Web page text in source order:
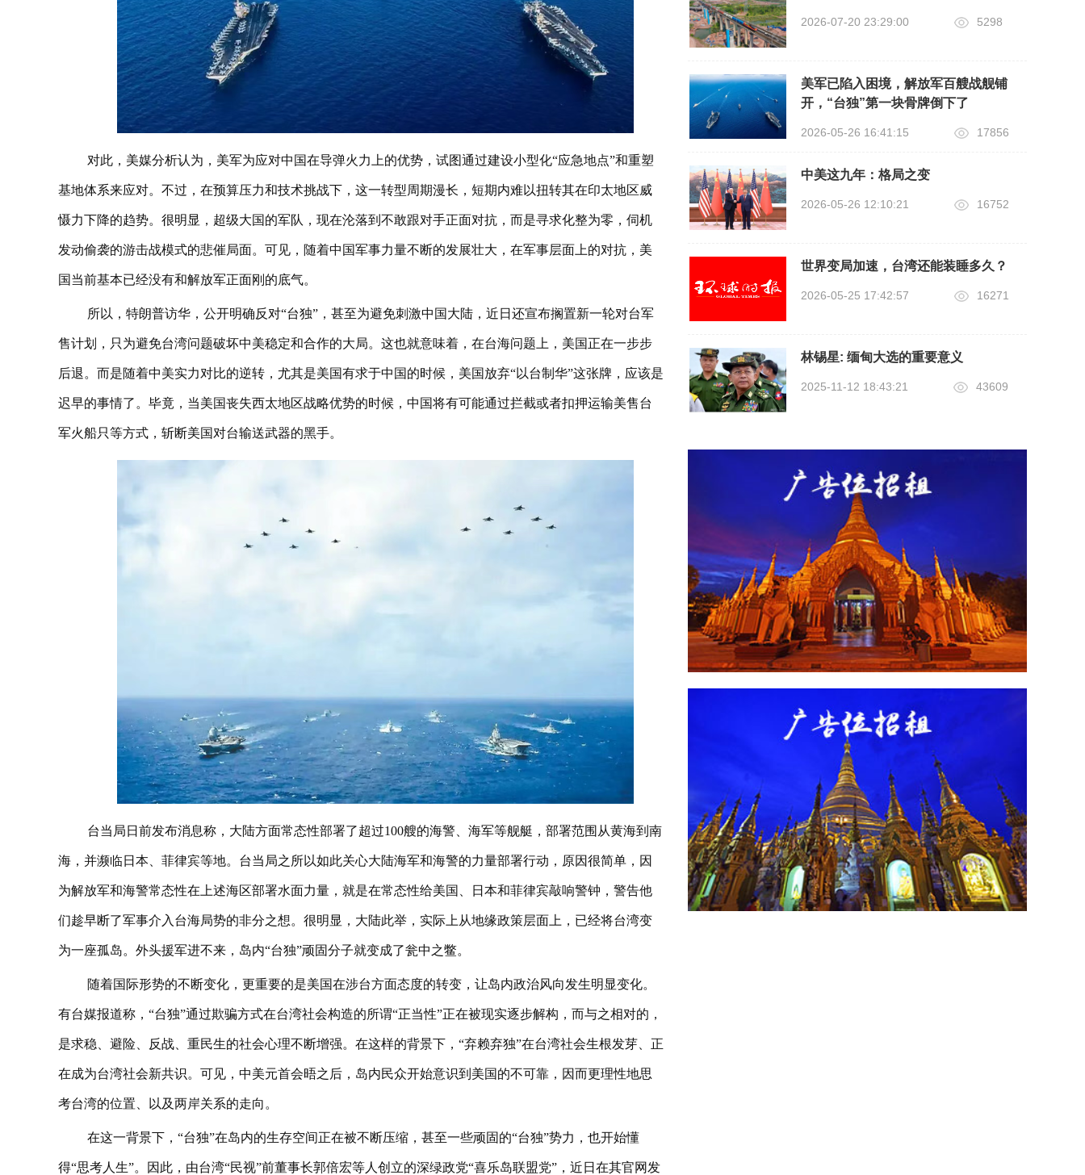
对此，美媒分析认为，美军为应对中国在导弹火力上的优势，试图通过建设小型化“应急地点”和重塑
基地体系来应对。不过，在预算压力和技术挑战下，这一转型周期漫长，短期内难以扭转其在印太地区威
慑力下降的趋势。‌‌很明显，超级大国的军队，现在沦落到不敢跟对手正面对抗，而是寻求化整为零，伺机
发动偷袭的游击战模式的悲催局面。可见，随着中国军事力量不断的发展壮大，在军事层面上的对抗，美
国当前基本已经没有和解放军正面刚的底气。
所以，特朗普访华，公开明确反对“台独”，甚至为避免刺激中国大陆，近日还宣布搁置新一轮对台军
售计划，只为避免台湾问题破坏中美稳定和合作的大局。这也就意味着，在台海问题上，美国正在一步步
后退。而是随着中美实力对比的逆转，尤其是美国有求于中国的时候，美国放弃“以台制华”这张牌，应该是
迟早的事情了。毕竟，当美国丧失西太地区战略优势的时候，中国将有可能通过拦截或者扣押运输美售台
军火船只等方式，斩断美国对台输送武器的黑手。
台当局日前发布消息称，大陆方面常态性部署了超过100艘的海警、海军等舰艇，部署范围从黄海到南
海，并濒临日本、菲律宾等地。台当局之所以如此关心大陆海军和海警的力量部署行动，原因很简单，因
为解放军和海警常态性在上述海区部署水面力量，就是在常态性给美国、日本和菲律宾敲响警钟，警告他
们趁早断了军事介入台海局势的非分之想。很明显，大陆此举，实际上从地缘政策层面上，已经将台湾变
为一座孤岛。外头援军进不来，岛内“台独”顽固分子就变成了瓮中之鳖。
随着国际形势的不断变化，更重要的是美国在涉台方面态度的转变，让岛内政治风向发生明显变化。
有台媒报道称，“台独”通过欺骗方式在台湾社会构造的所谓“正当性”正在被现实逐步解构，而与之相对的，
是求稳、避险、反战、重民生的社会心理不断增强。在这样的背景下，“弃赖弃独”在台湾社会生根发芽、正
在成为台湾社会新共识。可见，中美元首会晤之后，岛内民众开始意识到美国的不可靠，因而更理性地思
考台湾的位置、以及两岸关系的走向。
在这一背景下，“台独”在岛内的生存空间正在被不断压缩，甚至一些顽固的“台独”势力，也开始懂
得“思考人生”。因此，由台湾“民视”前董事长郭倍宏等人创立的深绿政党“喜乐岛联盟党”，近日在其官网发
2026-07-20 23:29:00 5298
美军已陷入困境，解放军百艘战舰铺
开，“台独”第一块骨牌倒下了
2026-05-26 16:41:15 17856
中美这九年：格局之变
2026-05-26 12:10:21 16752
世界变局加速，台湾还能装睡多久？
2026-05-25 17:42:57 16271
林锡星: 缅甸大选的重要意义
2025-11-12 18:43:21 43609